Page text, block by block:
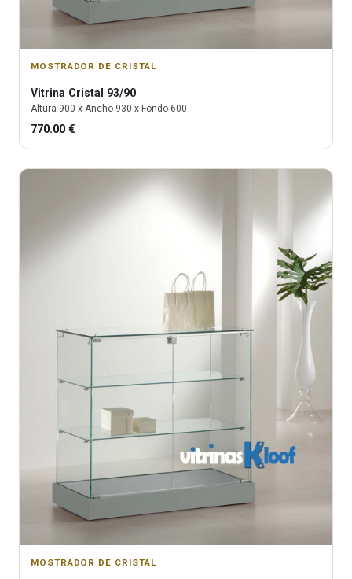
MOSTRADOR DE CRISTAL
Vitrina Cristal 93/90
Altura 900 x Ancho 930 x Fondo 600
770.00 €
MOSTRADOR DE CRISTAL